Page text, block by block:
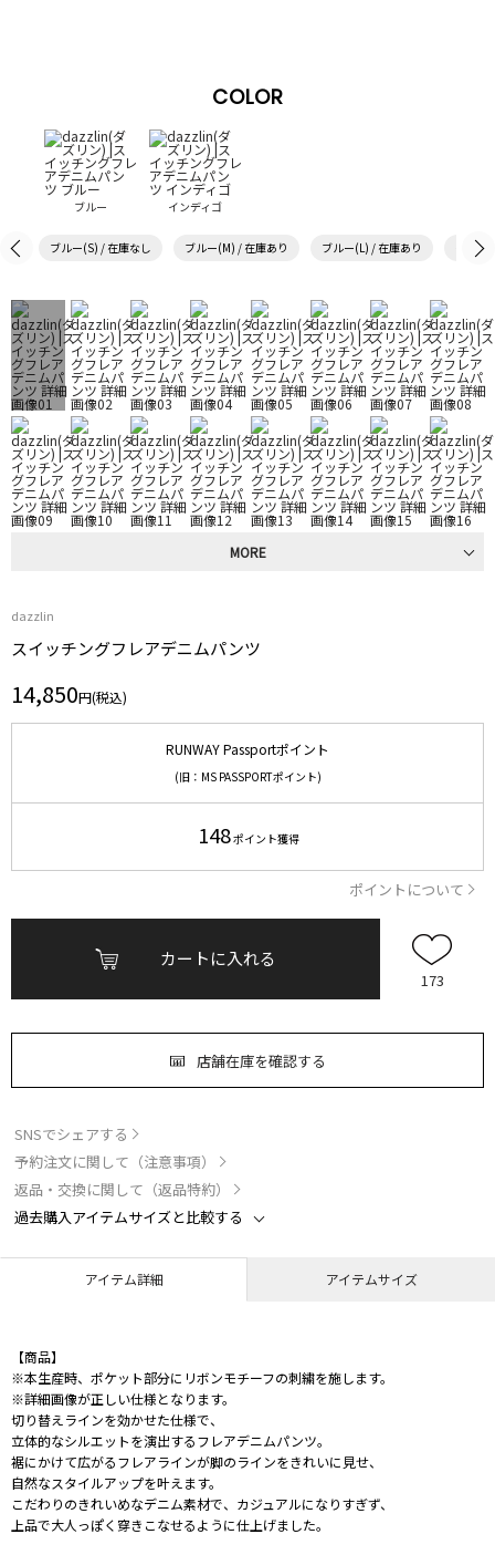
COLOR
ブルー インディゴ
ブルー(S) / 在庫なし ブルー(M) / 在庫あり ブルー(L) / 在庫あり イン
MORE
dazzlin
スイッチングフレアデニムパンツ
14,850円(税込)
RUNWAY Passportポイント
(旧：MS PASSPORTポイント)
148ポイント獲得
ポイントについて
カートに入れる
173
店舗在庫を確認する
SNSでシェアする
予約注文に関して（注意事項）
返品・交換に関して（返品特約）
過去購入アイテムサイズと比較する
アイテム詳細 アイテムサイズ
【商品】
※本生産時、ポケット部分にリボンモチーフの刺繍を施します。
※詳細画像が正しい仕様となります。
切り替えラインを効かせた仕様で、
立体的なシルエットを演出するフレアデニムパンツ。
裾にかけて広がるフレアラインが脚のラインをきれいに見せ、
自然なスタイルアップを叶えます。
こだわりのきれいめなデニム素材で、カジュアルになりすぎず、
上品で大人っぽく穿きこなせるように仕上げました。